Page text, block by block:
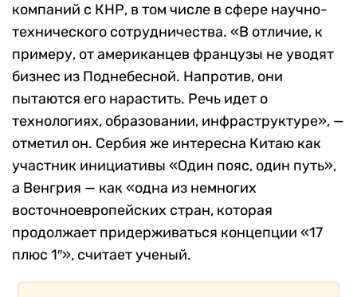
компаний с КНР, в том числе в сфере научно-
технического сотрудничества. «В отличие, к
примеру, от американцев французы не уводят
бизнес из Поднебесной. Напротив, они
пытаются его нарастить. Речь идет о
технологиях, образовании, инфраструктуре», —
отметил он. Сербия же интересна Китаю как
участник инициативы «Один пояс, один путь»,
а Венгрия — как «одна из немногих
восточноевропейских стран, которая
продолжает придерживаться концепции «17
плюс 1″», считает ученый.